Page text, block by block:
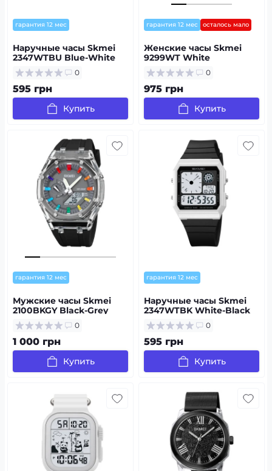
гарантия 12 мес
Наручные часы Skmei
2347WTBU Blue-White
0
595 грн
Купить
гарантия 12 мес осталось мало
Женские часы Skmei
9299WT White
0
975 грн
Купить
гарантия 12 мес
Мужские часы Skmei
2100BKGY Black-Grey
0
1 000 грн
Купить
гарантия 12 мес
Наручные часы Skmei
2347WTBK White-Black
0
595 грн
Купить